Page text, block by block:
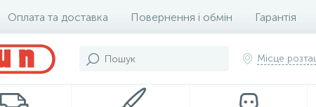
Оплата та доставка Повернення і обмін Гарантія
Місце